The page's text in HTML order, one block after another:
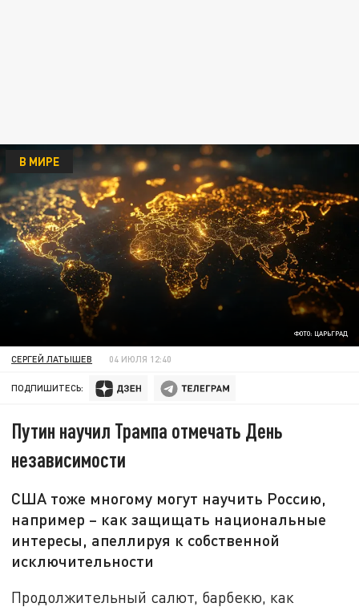
ФОТО: ЦАРЬГРАД
В МИРЕ
СЕРГЕЙ ЛАТЫШЕВ 04 ИЮЛЯ 12:40
ПОДПИШИТЕСЬ:
Путин научил Трампа отмечать День
независимости
США тоже многому могут научить Россию,
например – как защищать национальные
интересы, апеллируя к собственной
исключительности
Продолжительный салют, барбекю, как